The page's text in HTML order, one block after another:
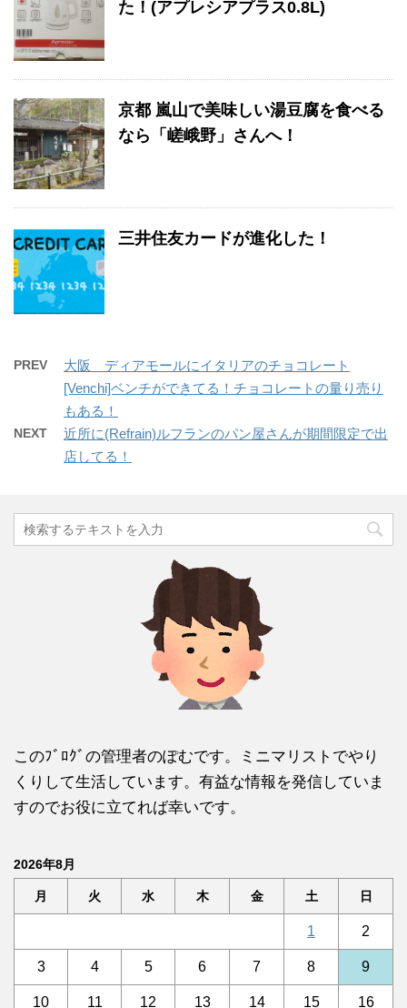
た！(アプレシアプラス0.8L)
京都 嵐山で美味しい湯豆腐を食べる
なら「嵯峨野」さんへ！
三井住友カードが進化した！
PREV
大阪 ディアモールにイタリアのチョコレート
[Venchi]ベンチができてる！チョコレートの量り売り
もある！
NEXT
近所に(Refrain)ルフランのパン屋さんが期間限定で出
店してる！
このﾌﾞﾛｸﾞの管理者のぽむです。ミニマリストでやり
くりして生活しています。有益な情報を発信していま
すのでお役に立てれば幸いです。
2026年8月
月 火 水 木 金 土 日
1 2
3 4 5 6 7 8 9
10 11 12 13 14 15 16